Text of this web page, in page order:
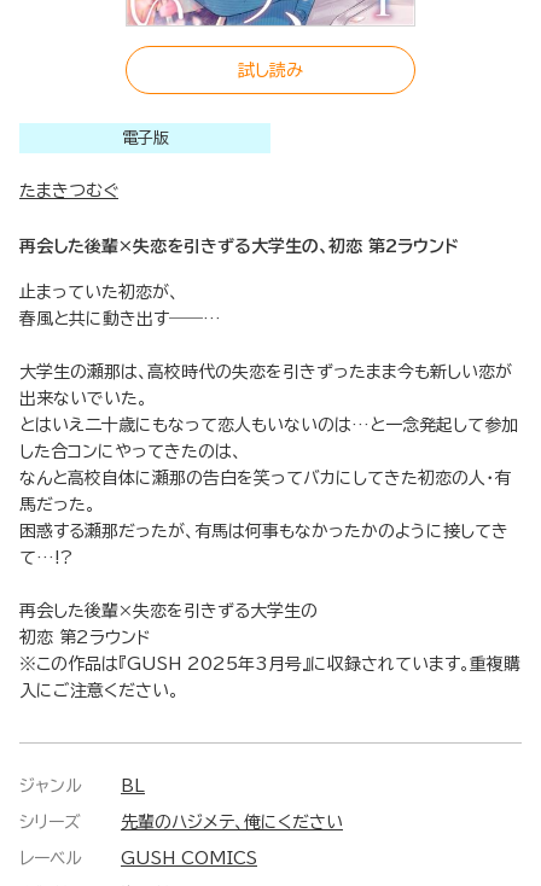
試し読み
電子版
たまきつむぐ
再会した後輩×失恋を引きずる大学生の、初恋 第2ラウンド
止まっていた初恋が、
春風と共に動き出す――…
大学生の瀬那は、高校時代の失恋を引きずったまま今も新しい恋が
出来ないでいた。
とはいえ二十歳にもなって恋人もいないのは…と一念発起して参加
した合コンにやってきたのは、
なんと高校自体に瀬那の告白を笑ってバカにしてきた初恋の人・有
馬だった。
困惑する瀬那だったが、有馬は何事もなかったかのように接してき
て…!?
再会した後輩×失恋を引きずる大学生の
初恋 第2ラウンド
※この作品は『GUSH 2025年3月号』に収録されています。重複購
入にご注意ください。
ジャンル BL
シリーズ 先輩のハジメテ、俺にください
レーベル GUSH COMICS